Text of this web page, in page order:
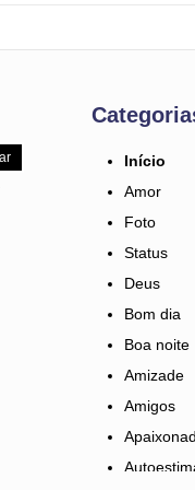
Início
Amor
Foto
Status
Deus
Bom dia
Boa noite
Amizade
Amigos